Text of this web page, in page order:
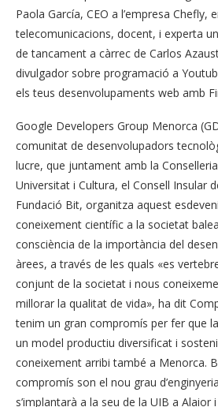
Paola García, CEO a l’empresa Chefly,
telecomunicacions, docent, i experta
de tancament a càrrec de Carlos
divulgador sobre programació a
els teus desenvolupaments web amb
Google Developers Group Menorca
comunitat de desenvolupadors
lucre, que juntament amb la
Universitat i Cultura, el Consell Insular
Fundació Bit, organitza aquest
coneixement científic a la societat
consciència de la importància del
àrees, a través de les quals «es
conjunt de la societat i nous
millorar la qualitat de vida», ha dit
tenim un gran compromís per fer que
un model productiu diversificat i
coneixement arribi també a Menorca.
compromís son el nou grau
s’implantarà a la seu de la UIB a Alaior i